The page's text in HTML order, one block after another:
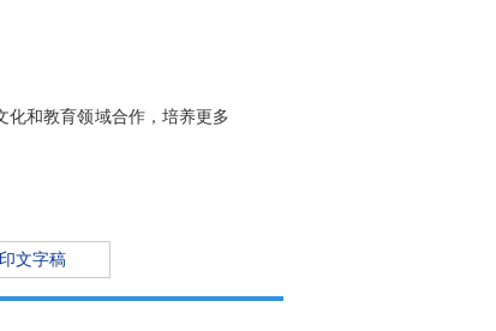
化和教育领域合作，培养更多
文字稿